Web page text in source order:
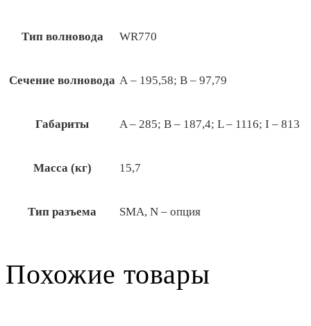
Тип волновода WR770
Сечение волновода А – 195,58; В – 97,79
Габариты A – 285; B – 187,4; L – 1116; I – 813
Масса (кг) 15,7
Тип разъема SMA, N – опция
Похожие товары